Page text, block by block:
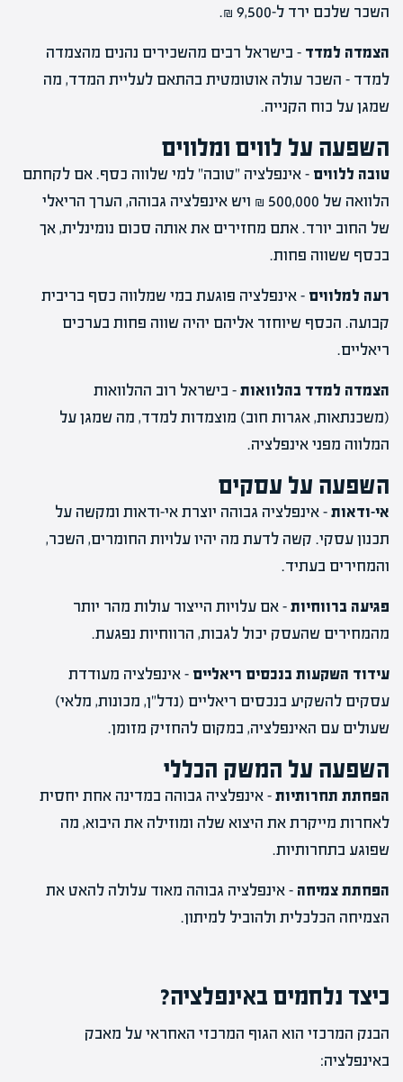
השכר שלכם ירד ל-9,500 ₪.
הצמדה למדד – בישראל רבים מהשכירים נהנים מהצמדה
למדד – השכר עולה אוטומטית בהתאם לעליית המדד, מה
שמגן על כוח הקנייה.
השפעה על לווים ומלווים
טובה ללווים – אינפלציה "טובה" למי שלווה כסף. אם לקחתם
הלוואה של 500,000 ₪ ויש אינפלציה גבוהה, הערך הריאלי
של החוב יורד. אתם מחזירים את אותה סכום נומינלית, אך
בכסף ששווה פחות.
רעה למלווים – אינפלציה פוגעת במי שמלווה כסף בריבית
קבועה. הכסף שיוחזר אליהם יהיה שווה פחות בערכים
ריאליים.
הצמדה למדד בהלוואות– בישראל רוב ההלוואות
(משכנתאות, אגרות חוב) מוצמדות למדד, מה שמגן על
המלווה מפני אינפלציה.
השפעה על עסקים
אי-ודאות– אינפלציה גבוהה יוצרת אי-ודאות ומקשה על
תכנון עסקי. קשה לדעת מה יהיו עלויות החומרים, השכר,
והמחירים בעתיד.
פגיעה ברווחיות– אם עלויות הייצור עולות מהר יותר
מהמחירים שהעסק יכול לגבות, הרווחיות נפגעת.
עידוד השקעות בנכסים ריאליים – אינפלציה מעודדת
עסקים להשקיע בנכסים ריאליים (נדל"ן, מכונות, מלאי)
שעולים עם האינפלציה, במקום להחזיק מזומן.
השפעה על המשק הכללי
הפחתת תחרותיות– אינפלציה גבוהה במדינה אחת יחסית
לאחרות מייקרת את היצוא שלה ומוזילה את היבוא, מה
שפוגע בתחרותיות.
הפחתת צמיחה – אינפלציה גבוהה מאוד עלולה להאט את
הצמיחה הכלכלית ולהוביל למיתון.
כיצד נלחמים באינפלציה?
הבנק המרכזי הוא הגוף המרכזי האחראי על מאבק
באינפלציה: